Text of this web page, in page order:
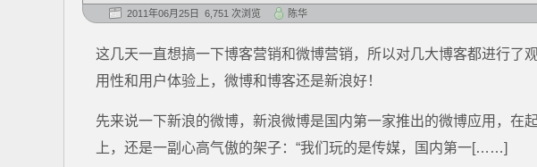
2011年06月25日 6,751 次浏览 陈华
这几天一直想搞一下博客营销和微博营销，所以对几大博客都进行了
用性和用户体验上，微博和博客还是新浪好！
先来说一下新浪的微博，新浪微博是国内第一家推出的微博应用，在
上，还是一副心高气傲的架子：“我们玩的是传媒，国内第一[……]